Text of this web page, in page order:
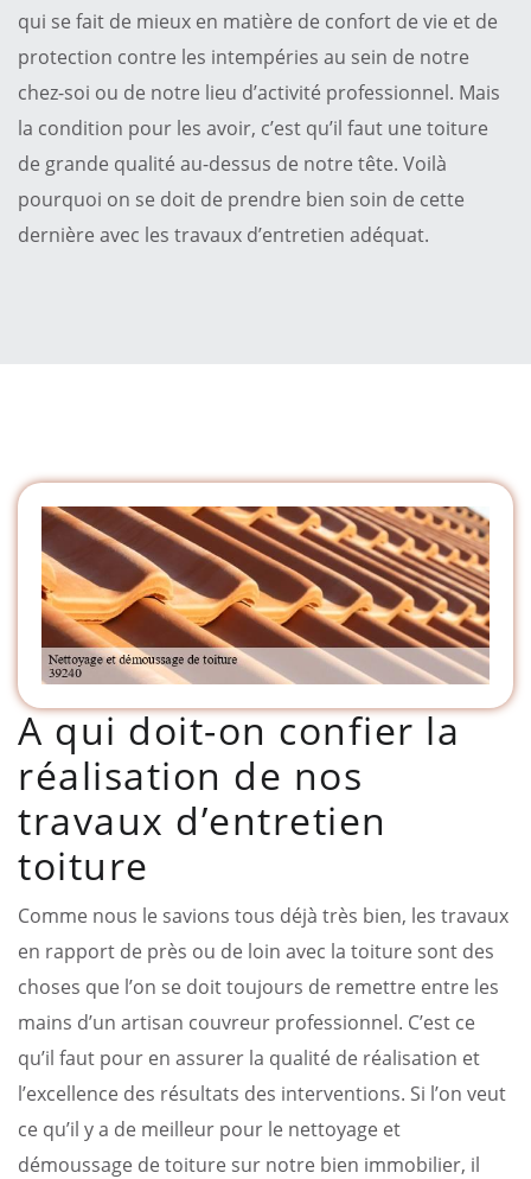
qui se fait de mieux en matière de confort de vie et de
protection contre les intempéries au sein de notre
chez-soi ou de notre lieu d’activité professionnel. Mais
la condition pour les avoir, c’est qu’il faut une toiture
de grande qualité au-dessus de notre tête. Voilà
pourquoi on se doit de prendre bien soin de cette
dernière avec les travaux d’entretien adéquat.
A qui doit-on confier la
réalisation de nos
travaux d’entretien
toiture
Comme nous le savions tous déjà très bien, les travaux
en rapport de près ou de loin avec la toiture sont des
choses que l’on se doit toujours de remettre entre les
mains d’un artisan couvreur professionnel. C’est ce
qu’il faut pour en assurer la qualité de réalisation et
l’excellence des résultats des interventions. Si l’on veut
ce qu’il y a de meilleur pour le nettoyage et
démoussage de toiture sur notre bien immobilier, il